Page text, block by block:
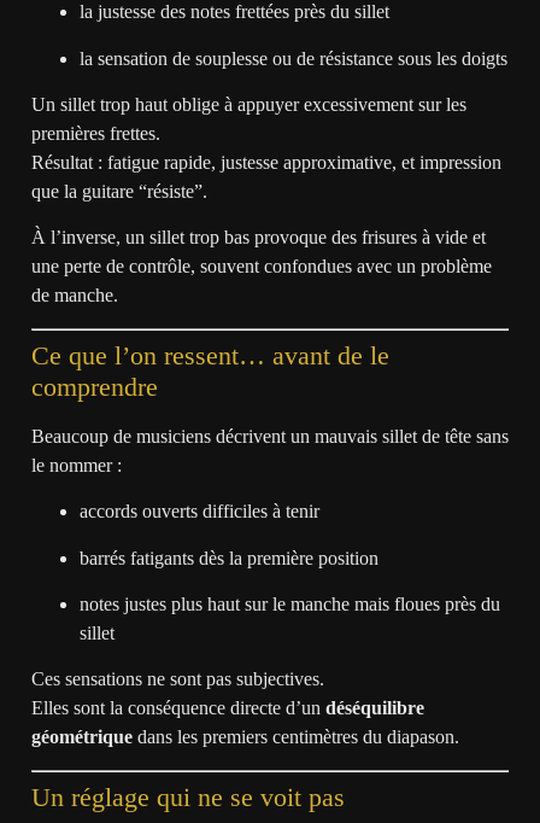
la justesse des notes frettées près du sillet
la sensation de souplesse ou de résistance sous les doigts
Un sillet trop haut oblige à appuyer excessivement sur les
premières frettes.
Résultat : fatigue rapide, justesse approximative, et impression
que la guitare “résiste”.
À l’inverse, un sillet trop bas provoque des frisures à vide et
une perte de contrôle, souvent confondues avec un problème
de manche.
Ce que l’on ressent… avant de le
comprendre
Beaucoup de musiciens décrivent un mauvais sillet de tête sans
le nommer :
accords ouverts difficiles à tenir
barrés fatigants dès la première position
notes justes plus haut sur le manche mais floues près du
sillet
Ces sensations ne sont pas subjectives.
Elles sont la conséquence directe d’un déséquilibre
géométrique dans les premiers centimètres du diapason.
Un réglage qui ne se voit pas